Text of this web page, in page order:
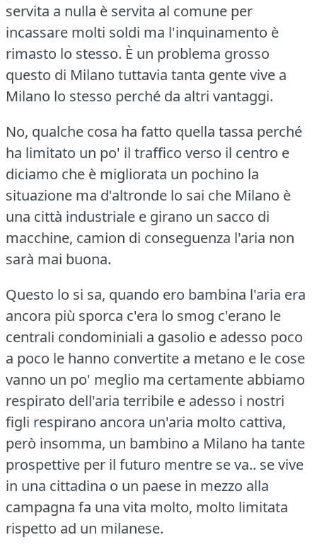
servita a nulla è servita al comune per
incassare molti soldi ma l'inquinamento è
rimasto lo stesso. È un problema grosso
questo di Milano tuttavia tanta gente vive a
Milano lo stesso perché da altri vantaggi.
No, qualche cosa ha fatto quella tassa perché
ha limitato un po' il traffico verso il centro e
diciamo che è migliorata un pochino la
situazione ma d'altronde lo sai che Milano è
una città industriale e girano un sacco di
macchine, camion di conseguenza l'aria non
sarà mai buona.
Questo lo si sa, quando ero bambina l'aria era
ancora più sporca c'era lo smog c'erano le
centrali condominiali a gasolio e adesso poco
a poco le hanno convertite a metano e le cose
vanno un po' meglio ma certamente abbiamo
respirato dell'aria terribile e adesso i nostri
figli respirano ancora un'aria molto cattiva,
però insomma, un bambino a Milano ha tante
prospettive per il futuro mentre se va.. se vive
in una cittadina o un paese in mezzo alla
campagna fa una vita molto, molto limitata
rispetto ad un milanese.